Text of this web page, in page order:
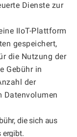
Dienste zur
IIoT-Plattform
gespeichert,
die Nutzung der
Gebühr in
der
Datenvolumen
die sich aus
ergibt.